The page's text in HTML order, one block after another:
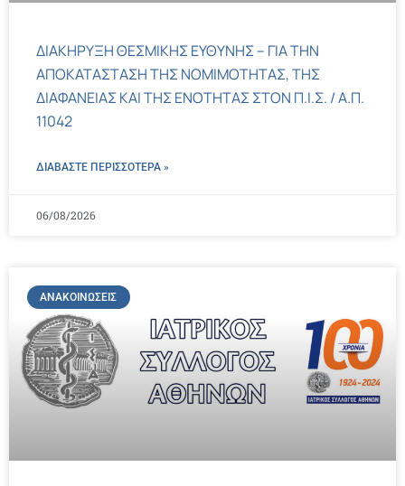
ΔΙΑΚΗΡΥΞΗ ΘΕΣΜΙΚΗΣ ΕΥΘΥΝΗΣ – ΓΙΑ ΤΗΝ
ΑΠΟΚΑΤΑΣΤΑΣΗ ΤΗΣ ΝΟΜΙΜΟΤΗΤΑΣ, ΤΗΣ
ΔΙΑΦΑΝΕΙΑΣ ΚΑΙ ΤΗΣ ΕΝΟΤΗΤΑΣ ΣΤΟΝ Π.Ι.Σ. / Α.Π.
11042
ΔΙΑΒΑΣΤΕ ΠΕΡΙΣΣΌΤΕΡΑ »
06/08/2026
ΑΝΑΚΟΙΝΏΣΕΙΣ